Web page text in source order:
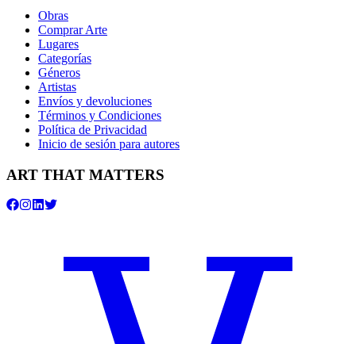
Obras
Comprar Arte
Lugares
Categorías
Géneros
Artistas
Envíos y devoluciones
Términos y Condiciones
Política de Privacidad
Inicio de sesión para autores
ART THAT MATTERS